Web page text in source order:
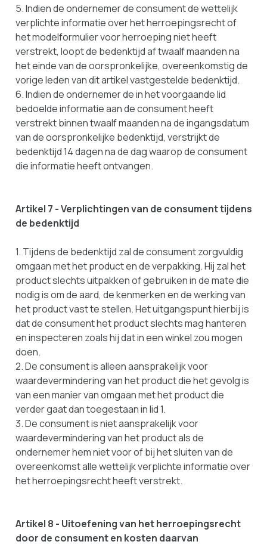
5. Indien de ondernemer de consument de wettelijk
verplichte informatie over het herroepingsrecht of
het modelformulier voor herroeping niet heeft
verstrekt, loopt de bedenktijd af twaalf maanden na
het einde van de oorspronkelijke, overeenkomstig de
vorige leden van dit artikel vastgestelde bedenktijd.
6. Indien de ondernemer de in het voorgaande lid
bedoelde informatie aan de consument heeft
verstrekt binnen twaalf maanden na de ingangsdatum
van de oorspronkelijke bedenktijd, verstrijkt de
bedenktijd 14 dagen na de dag waarop de consument
die informatie heeft ontvangen.
Artikel 7 - Verplichtingen van de consument tijdens
de bedenktijd
1. Tijdens de bedenktijd zal de consument zorgvuldig
omgaan met het product en de verpakking. Hij zal het
product slechts uitpakken of gebruiken in de mate die
nodig is om de aard, de kenmerken en de werking van
het product vast te stellen. Het uitgangspunt hierbij is
dat de consument het product slechts mag hanteren
en inspecteren zoals hij dat in een winkel zou mogen
doen.
2. De consument is alleen aansprakelijk voor
waardevermindering van het product die het gevolg is
van een manier van omgaan met het product die
verder gaat dan toegestaan in lid 1.
3. De consument is niet aansprakelijk voor
waardevermindering van het product als de
ondernemer hem niet voor of bij het sluiten van de
overeenkomst alle wettelijk verplichte informatie over
het herroepingsrecht heeft verstrekt.
Artikel 8 - Uitoefening van het herroepingsrecht
door de consument en kosten daarvan